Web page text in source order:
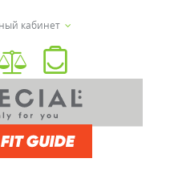
кабинет